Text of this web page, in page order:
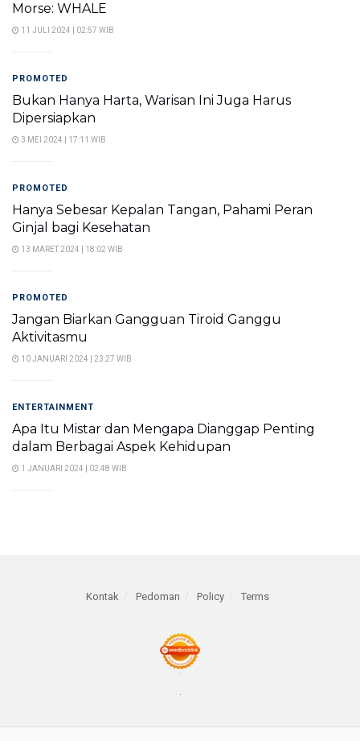
Morse: WHALE
11 JULI 2024 | 02:57 WIB
PROMOTED
Bukan Hanya Harta, Warisan Ini Juga Harus
Dipersiapkan
3 MEI 2024 | 17:11 WIB
PROMOTED
Hanya Sebesar Kepalan Tangan, Pahami Peran
Ginjal bagi Kesehatan
13 MARET 2024 | 18:02 WIB
PROMOTED
Jangan Biarkan Gangguan Tiroid Ganggu
Aktivitasmu
10 JANUARI 2024 | 23:27 WIB
ENTERTAINMENT
Apa Itu Mistar dan Mengapa Dianggap Penting
dalam Berbagai Aspek Kehidupan
1 JANUARI 2024 | 02:48 WIB
Kontak Pedoman Policy Terms